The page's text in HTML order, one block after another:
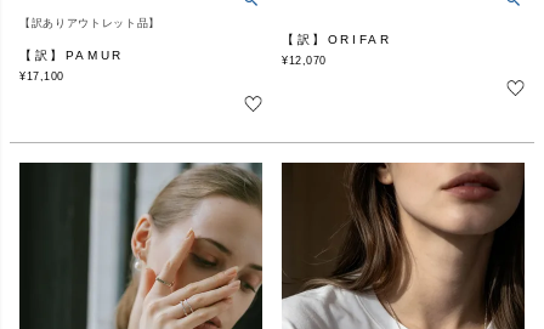
【訳ありアウトレット品】
【訳】PAMUR
¥17,100
【訳】ORIFAR
¥12,070